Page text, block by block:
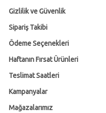
Gizlilik ve Güvenlik
Sipariş Takibi
Ödeme Seçenekleri
Haftanın Fırsat Ürünleri
Teslimat Saatleri
Kampanyalar
Mağazalarımız